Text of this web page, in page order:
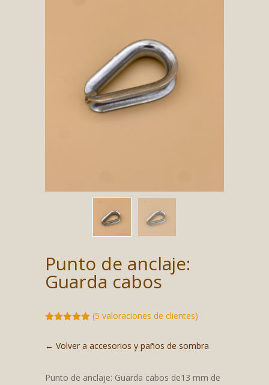
Punto de anclaje:
Guarda cabos
5 en base
clientes
(5 valoraciones de clientes)
← Volver a accesorios y paños de sombra
Punto de anclaje: Guarda cabos de13 mm de